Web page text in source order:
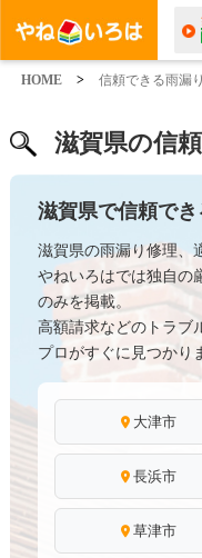
HOME > 信頼できる雨漏
滋賀県の信
滋賀県で信頼で
滋賀県の雨漏り修理、
やねいろはでは独自の
のみを掲載。
高額請求などのトラブ
プロがすぐに見つかり
大津市
長浜市
草津市